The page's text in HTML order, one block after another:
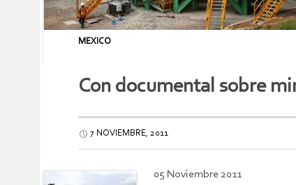
MEXICO
Con documental sobre
7 NOVIEMBRE, 2011
05 Noviembre 2011